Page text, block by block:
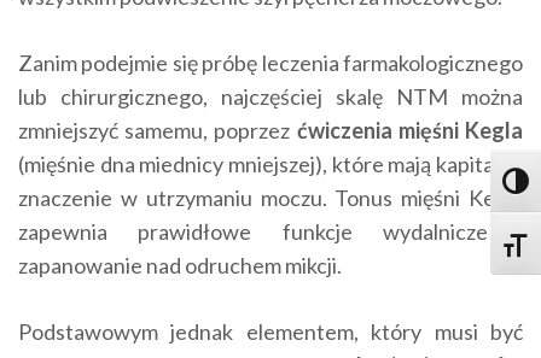
Zanim podejmie się próbę leczenia farmakologicznego
lub chirurgicznego, najczęściej skalę NTM można
zmniejszyć samemu, poprzez ćwiczenia mięśni Kegla
(mięśnie dna miednicy mniejszej), które mają kapitalne
znaczenie w utrzymaniu moczu. Tonus mięśni Kegla
zapewnia prawidłowe funkcje wydalnicze i
zapanowanie nad odruchem mikcji.
Podstawowym jednak elementem, który musi być